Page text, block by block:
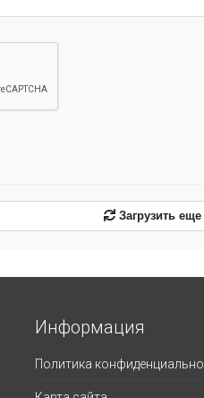
Загрузить еще
Информация
Политика